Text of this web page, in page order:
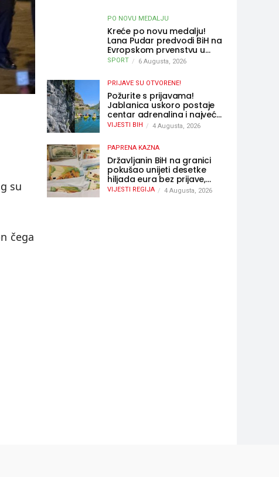
su
čega
PO NOVU MEDALJU
Kreće po novu medalju!
Lana Pudar predvodi BiH na
Evropskom prvenstvu u
Parizu
SPORT 6 Augusta, 2026
PRIJAVE SU OTVORENE!
Požurite s prijavama!
Jablanica uskoro postaje
centar adrenalina i najveće
outdoor avanture ovog
VIJESTI BIH 4 Augusta, 2026
PAPRENA KAZNA
Državljanin BiH na granici
pokušao unijeti desetke
hiljada eura bez prijave,
uslijedila “paprena” kazna
VIJESTI REGIJA 4 Augusta, 2026